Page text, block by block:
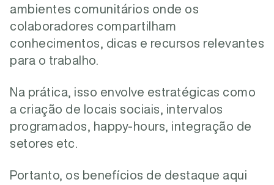
ambientes comunitários onde os
colaboradores compartilham
conhecimentos, dicas e recursos relevantes
para o trabalho.
Na prática, isso envolve estratégicas como
a criação de locais sociais, intervalos
programados, happy-hours, integração de
setores etc.
Portanto, os benefícios de destaque aqui